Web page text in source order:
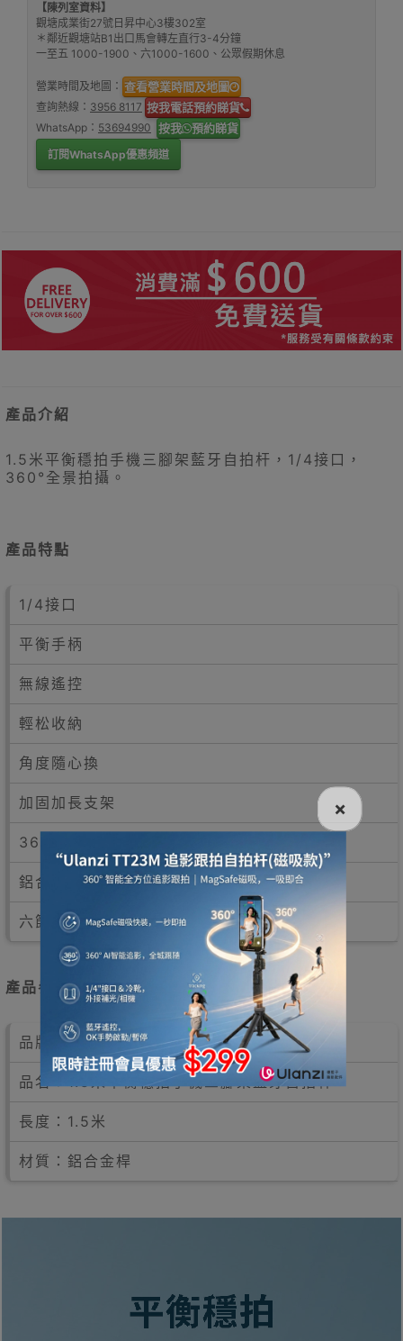
【陳列室資料】
觀塘成業街27號日昇中心3樓302室
＊鄰近觀塘站B1出口馬會轉左直行3-4分鐘
一至五 1000-1900、六1000-1600、公眾假期休息
營業時間及地圖： 查看營業時間及地圖
查詢熱線： 3956 8117 按我電話預約睇貨
WhatsApp： 53694990 按我 預約睇貨
訂閱WhatsApp優惠頻道
產品介紹
1.5米平衡穩拍手機三腳架藍牙自拍杆，1/4接口，
360°全景拍攝。
產品特點
1/4接口
平衡手柄
無線遙控
輕松收納
角度隨心換
加固加長支架
360°全景拍攝
鋁合金桿，傘式三腳架
六節伸縮桿可拉至1530mm
產品參數
品牌：Funsnap
品名：1.5米平衡穩拍手機三腳架藍牙自拍杆
長度：1.5米
材質：鋁合金桿
×